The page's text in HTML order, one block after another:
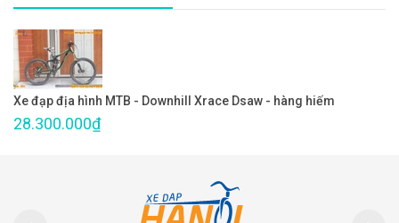
Xe đạp địa hình MTB - Downhill Xrace Dsaw - hàng hiếm
28.300.000₫